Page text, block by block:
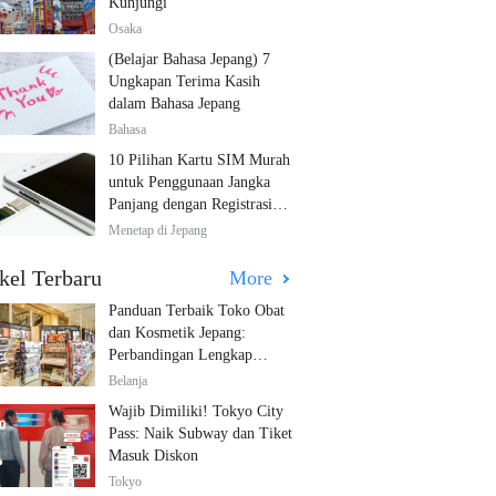
Osaka
(Belajar Bahasa Jepang) 7
Ungkapan Terima Kasih
dalam Bahasa Jepang
Bahasa
10 Pilihan Kartu SIM Murah
untuk Penggunaan Jangka
Panjang dengan Registrasi
Multibahasa!
Menetap di Jepang
Terbaru More
Panduan Terbaik Toko Obat
dan Kosmetik Jepang:
Perbandingan Lengkap
Diskon dari 12 Toko Farmasi
Belanja
Wajib Dimiliki! Tokyo City
Pass: Naik Subway dan Tiket
Masuk Diskon
Tokyo